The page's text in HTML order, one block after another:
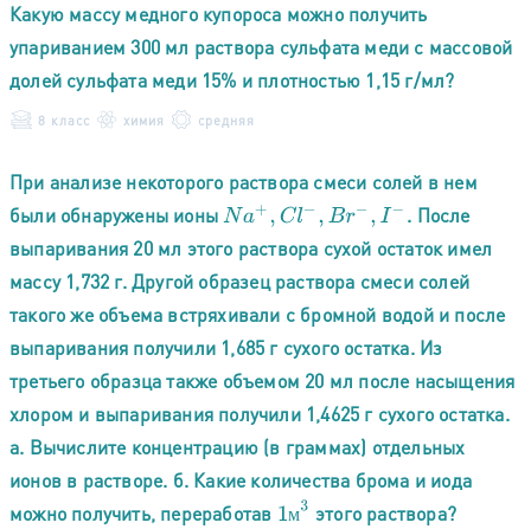
Какую массу медного купороса можно получить
упариванием 300 мл раствора сульфата меди с массовой
долей сульфата меди 15% и плотностью 1,15 г/мл?
8 класс химия средняя
При анализе некоторого раствора смеси солей в нем
были обнаружены ионы Na+,Cl−,Br−,I−
. После
выпаривания 20 мл этого раствора сухой остаток имел
массу 1,732 г. Другой образец раствора смеси солей
такого же объема встряхивали с бромной водой и после
выпаривания получили 1,685 г сухого остатка. Из
третьего образца также объемом 20 мл после насыщения
хлором и выпаривания получили 1,4625 г сухого остатка.
а. Вычислите концентрацию (в граммах) отдельных
ионов в растворе. б. Какие количества брома и иода
можно получить, переработав
м
1м3 этого раствора?